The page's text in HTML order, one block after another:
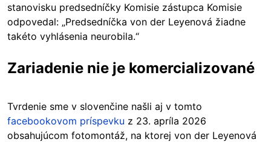
stanovisku predsedníčky Komisie zástupca Komisie
odpovedal: „Predsedníčka von der Leyenová žiadne
takéto vyhlásenia neurobila.“
Zariadenie nie je komercializované
Tvrdenie sme v slovenčine našli aj v tomto
facebookovom príspevku z 23. apríla 2026
obsahujúcom fotomontáž, na ktorej von der Leyenová